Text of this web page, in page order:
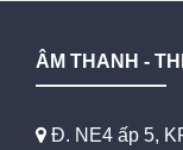
ÂM THANH -
Đ. NE4 ấp 5,